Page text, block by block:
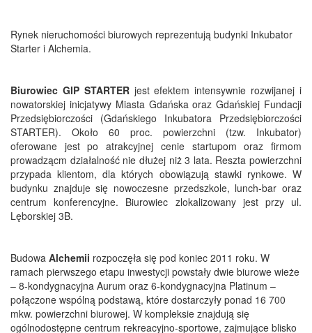
Rynek nieruchomości biurowych reprezentują budynki Inkubator
Starter i Alchemia.
Biurowiec GIP STARTER jest efektem intensywnie rozwijanej i
nowatorskiej inicjatywy Miasta Gdańska oraz Gdańskiej Fundacji
Przedsiębiorczości (Gdańskiego Inkubatora Przedsiębiorczości
STARTER). Około 60 proc. powierzchni (tzw. Inkubator)
oferowane jest po atrakcyjnej cenie startupom oraz firmom
prowadzącm działalność nie dłużej niż 3 lata. Reszta powierzchni
przypada klientom, dla których obowiązują stawki rynkowe. W
budynku znajduje się nowoczesne przedszkole, lunch-bar oraz
centrum konferencyjne. Biurowiec zlokalizowany jest przy ul.
Lęborskiej 3B.
Budowa Alchemii rozpoczęła się pod koniec 2011 roku. W
ramach pierwszego etapu inwestycji powstały dwie biurowe wieże
– 8-kondygnacyjna Aurum oraz 6-kondygnacyjna Platinum –
połączone wspólną podstawą, które dostarczyły ponad 16 700
mkw. powierzchni biurowej. W kompleksie znajdują się
ogólnodostępne centrum rekreacyjno-sportowe, zajmujące blisko